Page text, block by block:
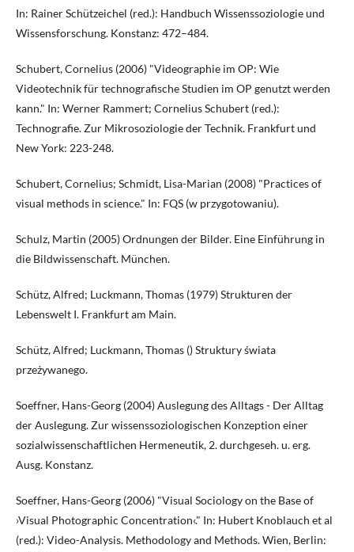
In: Rainer Schützeichel (red.): Handbuch Wissenssoziologie und
Wissensforschung. Konstanz: 472–484.
Schubert, Cornelius (2006) "Videographie im OP: Wie
Videotechnik für technografische Studien im OP genutzt werden
kann." In: Werner Rammert; Cornelius Schubert (red.):
Technografie. Zur Mikrosoziologie der Technik. Frankfurt und
New York: 223-248.
Schubert, Cornelius; Schmidt, Lisa-Marian (2008) "Practices of
visual methods in science." In: FQS (w przygotowaniu).
Schulz, Martin (2005) Ordnungen der Bilder. Eine Einführung in
die Bildwissenschaft. München.
Schütz, Alfred; Luckmann, Thomas (1979) Strukturen der
Lebenswelt I. Frankfurt am Main.
Schütz, Alfred; Luckmann, Thomas () Struktury świata
przeżywanego.
Soeffner, Hans-Georg (2004) Auslegung des Alltags - Der Alltag
der Auslegung. Zur wissenssoziologischen Konzeption einer
sozialwissenschaftlichen Hermeneutik, 2. durchgeseh. u. erg.
Ausg. Konstanz.
Soeffner, Hans-Georg (2006) "Visual Sociology on the Base of
›Visual Photographic Concentration‹." In: Hubert Knoblauch et al
(red.): Video-Analysis. Methodology and Methods. Wien, Berlin: